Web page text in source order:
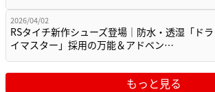
2026/04/02
RSタイチ新作シューズ登場｜防水・透湿「ドラ
イマスター」採用の万能＆アドベン…
もっと見る